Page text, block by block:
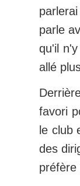
parle
qu'il
allé
favori
le club
des
préfère